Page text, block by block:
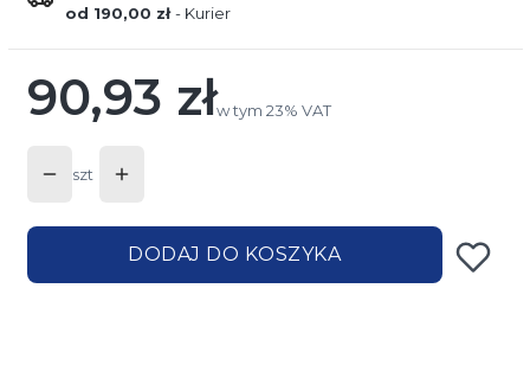
od 190,00 zł- Kurier
Cena
90,93 złw tym 23% VAT
w tym 23% VAT
szt
DODAJ DO KOSZYKA